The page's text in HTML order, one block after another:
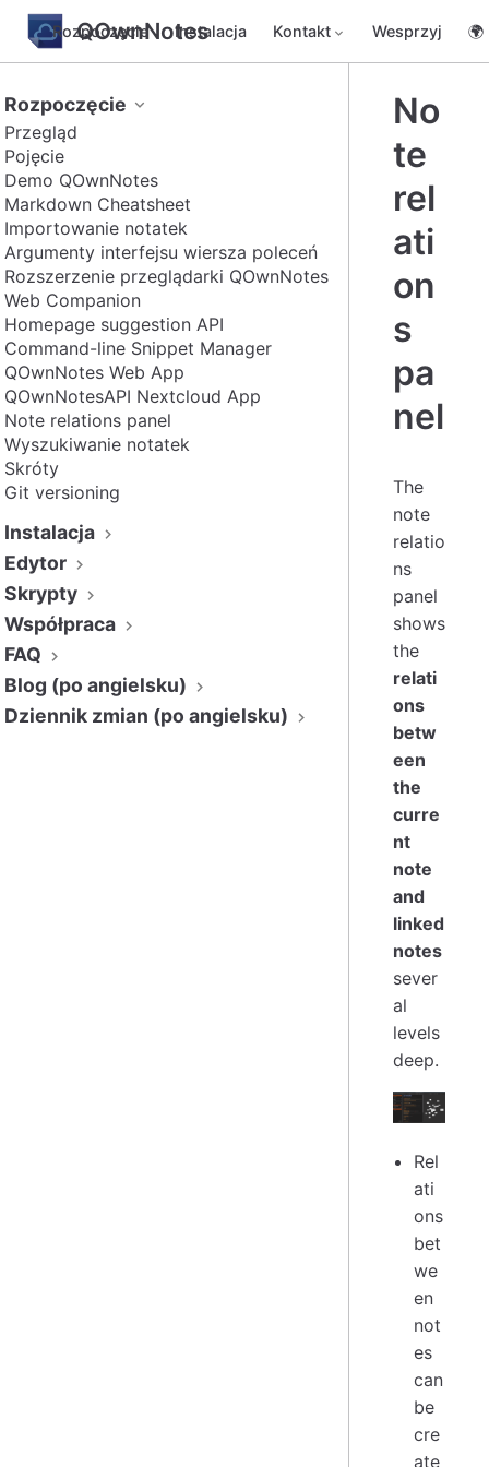
QOwnNotes
Rozpoczęcie Instalacja Kontakt Wesprzyj 🌍
Rozpoczęcie
Przegląd
Pojęcie
Demo QOwnNotes
Markdown Cheatsheet
Importowanie notatek
Argumenty interfejsu wiersza poleceń
Rozszerzenie przeglądarki QOwnNotes
Web Companion
Homepage suggestion API
Command-line Snippet Manager
QOwnNotes Web App
QOwnNotesAPI Nextcloud App
Note relations panel
Wyszukiwanie notatek
Skróty
Git versioning
Instalacja
Edytor
Skrypty
Współpraca
FAQ
Blog (po angielsku)
Dziennik zmian (po angielsku)
No
te
rel
ati
on
s
pa
nel
The
note
relatio
ns
panel
shows
the
relati
ons
betw
een
the
curre
nt
note
and
linked
notes
sever
al
levels
deep.
Rel
ati
ons
bet
we
en
not
es
can
be
cre
ate